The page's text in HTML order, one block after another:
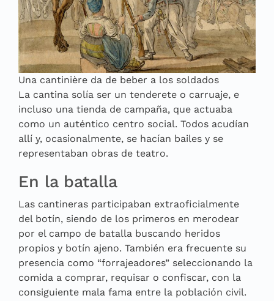
Una cantinière da de beber a los soldados
La cantina solía ser un tenderete o carruaje, e
incluso una tienda de campaña, que actuaba
como un auténtico centro social. Todos acudían
allí y, ocasionalmente, se hacían bailes y se
representaban obras de teatro.
En la batalla
Las cantineras participaban extraoficialmente
del botín, siendo de los primeros en merodear
por el campo de batalla buscando heridos
propios y botín ajeno. También era frecuente su
presencia como “forrajeadores” seleccionando la
comida a comprar, requisar o confiscar, con la
consiguiente mala fama entre la población civil.